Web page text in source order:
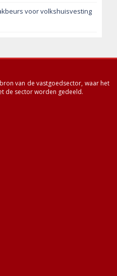
voor volkshuisvesting
van de vastgoedsector, waar het
de sector worden gedeeld.